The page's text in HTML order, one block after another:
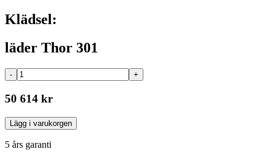
Klädsel:
läder Thor 301
- +
50 614 kr
Lägg i varukorgen
5 års garanti